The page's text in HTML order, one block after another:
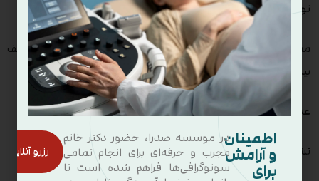
نوزاد ممکن است بمیرد.
ممکن است نوزادی با نقایصی مانند اندازه غیر طبیعی سر ، ضعف
بینایی و کاهش شنوایی متولد شود.
عدم رشد خوب
تشنج
اطمینان
و آرامش
برای
در موسسه صدرا، حضور دکتر خانم
مجرب و حرفه‌ای برای انجام تمامی
سونوگرافی‌ها فراهم شده است تا
رزرو آنلاین